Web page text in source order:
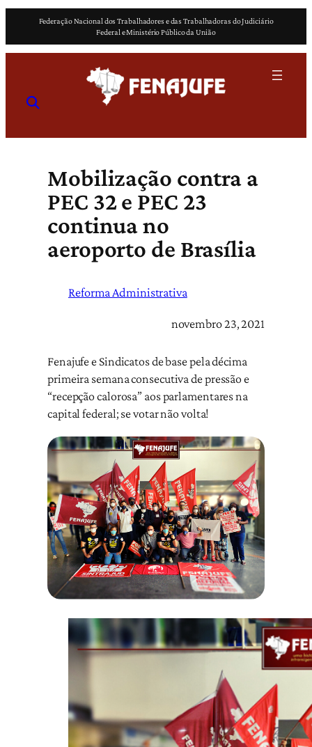
o
Federação Nacional dos Trabalhadores e das Trabalhadoras do Judiciário
Federal e Ministério Público da União
Mobilização contra a
PEC 32 e PEC 23
continua no
aeroporto de Brasília
Reforma Administrativa
novembro 23, 2021
Fenajufe e Sindicatos de base pela décima
primeira semana consecutiva de pressão e
“recepção calorosa” aos parlamentares na
capital federal; se votar não volta!